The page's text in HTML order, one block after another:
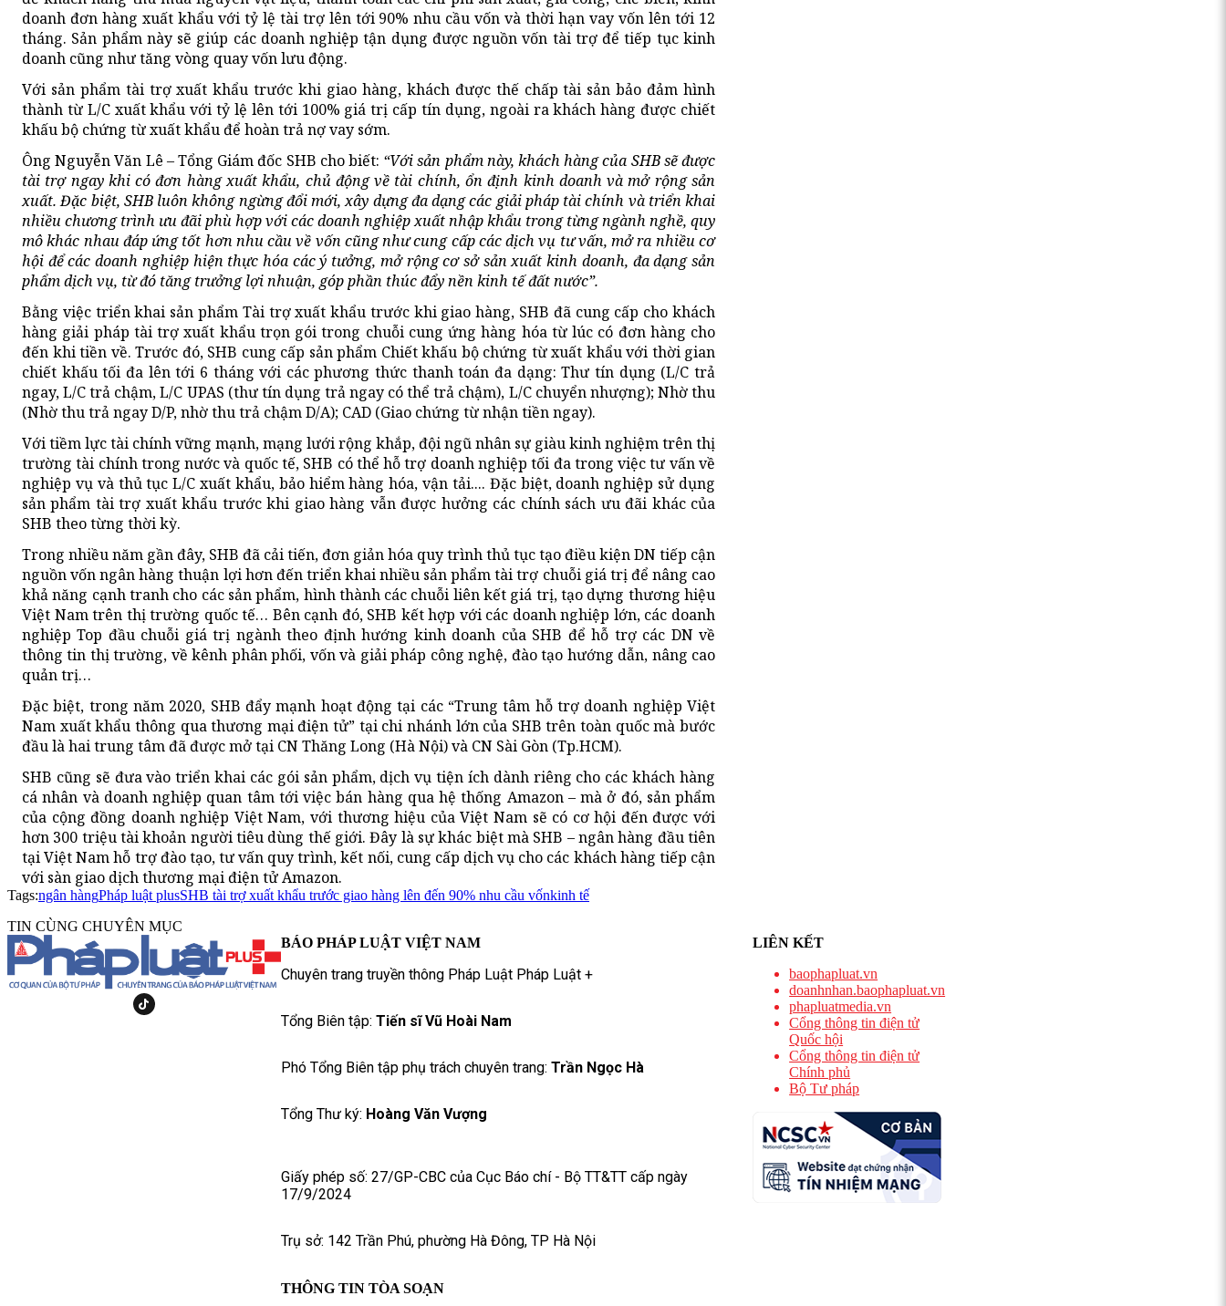
doanh đơn hàng xuất khẩu với tỷ lệ tài trợ lên tới 90% nhu cầu vốn và thời hạn vay vốn lên tới 12
tháng. Sản phẩm này sẽ giúp các doanh nghiệp tận dụng được nguồn vốn tài trợ để tiếp tục kinh
doanh cũng như tăng vòng quay vốn lưu động.
Với sản phẩm tài trợ xuất khẩu trước khi giao hàng, khách được thế chấp tài sản bảo đảm hình
thành từ L/C xuất khẩu với tỷ lệ lên tới 100% giá trị cấp tín dụng, ngoài ra khách hàng được chiết
khấu bộ chứng từ xuất khẩu để hoàn trả nợ vay sớm.
Ông Nguyễn Văn Lê – Tổng Giám đốc SHB cho biết: “Với sản phẩm này, khách hàng của SHB sẽ được
tài trợ ngay khi có đơn hàng xuất khẩu, chủ động về tài chính, ổn định kinh doanh và mở rộng sản
xuất. Đặc biệt, SHB luôn không ngừng đổi mới, xây dựng đa dạng các giải pháp tài chính và triển khai
nhiều chương trình ưu đãi phù hợp với các doanh nghiệp xuất nhập khẩu trong từng ngành nghề, quy
mô khác nhau đáp ứng tốt hơn nhu cầu về vốn cũng như cung cấp các dịch vụ tư vấn, mở ra nhiều cơ
hội để các doanh nghiệp hiện thực hóa các ý tưởng, mở rộng cơ sở sản xuất kinh doanh, đa dạng sản
phẩm dịch vụ, từ đó tăng trưởng lợi nhuận, góp phần thúc đẩy nền kinh tế đất nước”.
Bằng việc triển khai sản phẩm Tài trợ xuất khẩu trước khi giao hàng, SHB đã cung cấp cho khách
hàng giải pháp tài trợ xuất khẩu trọn gói trong chuỗi cung ứng hàng hóa từ lúc có đơn hàng cho
đến khi tiền về. Trước đó, SHB cung cấp sản phẩm Chiết khấu bộ chứng từ xuất khẩu với thời gian
chiết khấu tối đa lên tới 6 tháng với các phương thức thanh toán đa dạng: Thư tín dụng (L/C trả
ngay, L/C trả chậm, L/C UPAS (thư tín dụng trả ngay có thể trả chậm), L/C chuyển nhượng); Nhờ thu
(Nhờ thu trả ngay D/P, nhờ thu trả chậm D/A); CAD (Giao chứng từ nhận tiền ngay).
Với tiềm lực tài chính vững mạnh, mạng lưới rộng khắp, đội ngũ nhân sự giàu kinh nghiệm trên thị
trường tài chính trong nước và quốc tế, SHB có thể hỗ trợ doanh nghiệp tối đa trong việc tư vấn về
nghiệp vụ và thủ tục L/C xuất khẩu, bảo hiểm hàng hóa, vận tải.... Đặc biệt, doanh nghiệp sử dụng
sản phẩm tài trợ xuất khẩu trước khi giao hàng vẫn được hưởng các chính sách ưu đãi khác của
SHB theo từng thời kỳ.
Trong nhiều năm gần đây, SHB đã cải tiến, đơn giản hóa quy trình thủ tục tạo điều kiện DN tiếp cận
nguồn vốn ngân hàng thuận lợi hơn đến triển khai nhiều sản phẩm tài trợ chuỗi giá trị để nâng cao
khả năng cạnh tranh cho các sản phẩm, hình thành các chuỗi liên kết giá trị, tạo dựng thương hiệu
Việt Nam trên thị trường quốc tế… Bên cạnh đó, SHB kết hợp với các doanh nghiệp lớn, các doanh
nghiệp Top đầu chuỗi giá trị ngành theo định hướng kinh doanh của SHB để hỗ trợ các DN về
thông tin thị trường, về kênh phân phối, vốn và giải pháp công nghệ, đào tạo hướng dẫn, nâng cao
quản trị…
Đặc biệt, trong năm 2020, SHB đẩy mạnh hoạt động tại các “Trung tâm hỗ trợ doanh nghiệp Việt
Nam xuất khẩu thông qua thương mại điện tử” tại chi nhánh lớn của SHB trên toàn quốc mà bước
đầu là hai trung tâm đã được mở tại CN Thăng Long (Hà Nội) và CN Sài Gòn (Tp.HCM).
SHB cũng sẽ đưa vào triển khai các gói sản phẩm, dịch vụ tiện ích dành riêng cho các khách hàng
cá nhân và doanh nghiệp quan tâm tới việc bán hàng qua hệ thống Amazon – mà ở đó, sản phẩm
của cộng đồng doanh nghiệp Việt Nam, với thương hiệu của Việt Nam sẽ có cơ hội đến được với
hơn 300 triệu tài khoản người tiêu dùng thế giới. Đây là sự khác biệt mà SHB – ngân hàng đầu tiên
tại Việt Nam hỗ trợ đào tạo, tư vấn quy trình, kết nối, cung cấp dịch vụ cho các khách hàng tiếp cận
với sàn giao dịch thương mại điện tử Amazon.
Tags:ngân hàngPháp luật plusSHB tài trợ xuất khẩu trước giao hàng lên đến 90% nhu cầu vốnkinh tế
TIN CÙNG CHUYÊN MỤC
BÁO PHÁP LUẬT VIỆT NAM
Chuyên trang truyền thông Pháp Luật Pháp Luật +
Tổng Biên tập: Tiến sĩ Vũ Hoài Nam
Phó Tổng Biên tập phụ trách chuyên trang: Trần Ngọc Hà
Tổng Thư ký: Hoàng Văn Vượng
Giấy phép số: 27/GP-CBC của Cục Báo chí - Bộ TT&TT cấp ngày
17/9/2024
Trụ sở: 142 Trần Phú, phường Hà Đông, TP Hà Nội
THÔNG TIN TÒA SOẠN
LIÊN KẾT
baophapluat.vn
doanhnhan.baophapluat.vn
phapluatmedia.vn
Cổng thông tin điện tử
Quốc hội
Cổng thông tin điện tử
Chính phủ
Bộ Tư pháp